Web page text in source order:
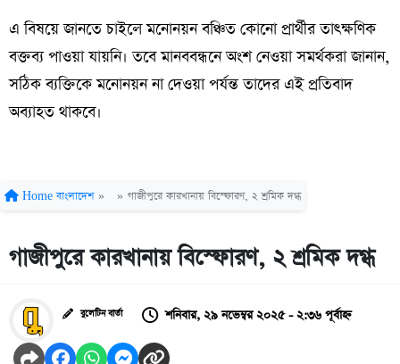
এ বিষয়ে জানতে চাইলে মনোনয়ন বঞ্চিত কোনো প্রার্থীর তাৎক্ষণিক
বক্তব্য পাওয়া যায়নি। তবে মানববন্ধনে অংশ নেওয়া সমর্থকরা জানান,
সঠিক ব্যক্তিকে মনোনয়ন না দেওয়া পর্যন্ত তাদের এই প্রতিবাদ
অব্যাহত থাকবে।
Home বাংলাদেশ » » গাজীপুরে কারখানায় বিস্ফোরণ, ২ শ্রমিক দগ্ধ
গাজীপুরে কারখানায় বিস্ফোরণ, ২ শ্রমিক দগ্ধ
বুলেটিন বার্তা শনিবার, ২৯ নভেম্বর ২০২৫ - ২:৩৬ পূর্বাহ্ন